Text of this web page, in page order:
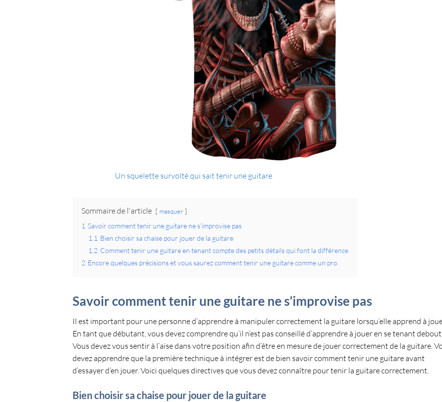
Un squelette survolté qui sait tenir une guitare
Sommaire de l'article masquer
1 Savoir comment tenir une guitare ne s’improvise pas
1.1 Bien choisir sa chaise pour jouer de la guitare
1.2 Comment tenir une guitare en tenant compte des petits détails qui font la différence
2 Encore quelques précisions et vous saurez comment tenir une guitare comme un pro
Savoir comment tenir une guitare ne s’improvise pas
Il est important pour une personne d’apprendre à manipuler correctement la guitare lorsqu’elle apprend à
En tant que débutant, vous devez comprendre qu’il n’est pas conseillé d’apprendre à jouer en se tenant debout
Vous devez vous sentir à l’aise dans votre position afin d’être en mesure de jouer correctement de la guitare.
devez apprendre que la première technique à intégrer est de bien savoircomment tenir une guitareavant
d’essayer d’en jouer. Voici quelques directives que vous devez connaître pourtenir la guitare correctement.
Bien choisir sa chaise pour jouer de la guitare